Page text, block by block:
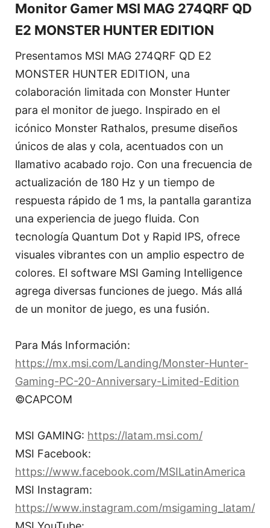
Monitor Gamer MSI MAG 274QRF QD
E2 MONSTER HUNTER EDITION
Presentamos MSI MAG 274QRF QD E2
MONSTER HUNTER EDITION, una
colaboración limitada con Monster Hunter
para el monitor de juego. Inspirado en el
icónico Monster Rathalos, presume diseños
únicos de alas y cola, acentuados con un
llamativo acabado rojo. Con una frecuencia de
actualización de 180 Hz y un tiempo de
respuesta rápido de 1 ms, la pantalla garantiza
una experiencia de juego fluida. Con
tecnología Quantum Dot y Rapid IPS, ofrece
visuales vibrantes con un amplio espectro de
colores. El software MSI Gaming Intelligence
agrega diversas funciones de juego. Más allá
de un monitor de juego, es una fusión.
Para Más Información:
https://mx.msi.com/Landing/Monster-Hunter-
Gaming-PC-20-Anniversary-Limited-Edition
©CAPCOM
MSI GAMING: https://latam.msi.com/
MSI Facebook:
https://www.facebook.com/MSILatinAmerica
MSI Instagram:
https://www.instagram.com/msigaming_latam/